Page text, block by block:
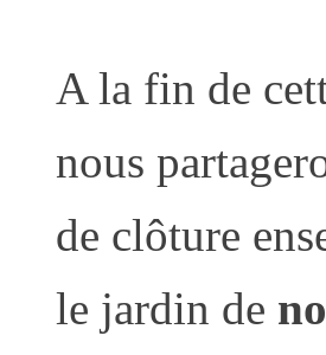
A la fin de
nous
de clôture
le jardin de